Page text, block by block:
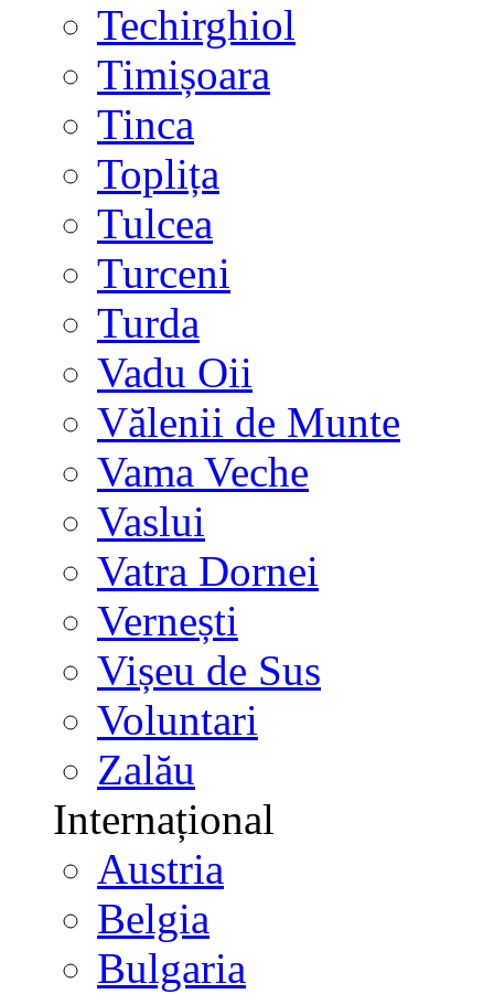
Techirghiol
Timișoara
Tinca
Toplița
Tulcea
Turceni
Turda
Vadu Oii
Vălenii de Munte
Vama Veche
Vaslui
Vatra Dornei
Vernești
Vișeu de Sus
Voluntari
Zalău
Internațional
Austria
Belgia
Bulgaria